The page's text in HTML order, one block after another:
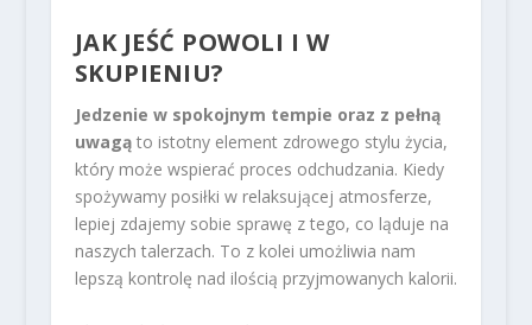
JAK JEŚĆ POWOLI I W
SKUPIENIU?
Jedzenie w spokojnym tempie oraz z pełną
uwagąto istotny element zdrowego stylu życia,
który może wspierać proces odchudzania. Kiedy
spożywamy posiłki w relaksującej atmosferze,
lepiej zdajemy sobie sprawę z tego, co ląduje na
naszych talerzach. To z kolei umożliwia nam
lepszą kontrolę nad ilością przyjmowanych kalorii.